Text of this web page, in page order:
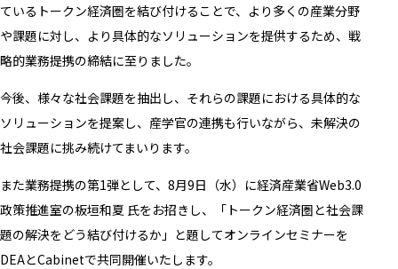
ているトークン経済圏を結び付けることで、より多くの産業分野
や課題に対し、より具体的なソリューションを提供するため、戦
略的業務提携の締結に至りました。
今後、様々な社会課題を抽出し、それらの課題における具体的な
ソリューションを提案し、産学官の連携も行いながら、未解決の
社会課題に挑み続けてまいります。
また業務提携の第1弾として、8月9日（水）に経済産業省Web3.0
政策推進室の板垣和夏 氏をお招きし、「トークン経済圏と社会課
題の解決をどう結び付けるか」と題してオンラインセミナーを
DEAとCabinetで共同開催いたします。